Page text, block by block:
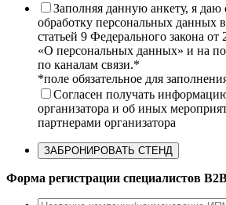
Заполняя данную анкету, я даю
обработку персональных данных
статьей 9 Федерального закона
«О персональных данных» и на
по каналам связи.*
*поле обязательное для
Согласен получать
организатора и об иных
партнерами организатора
Форма регистрации специалистов